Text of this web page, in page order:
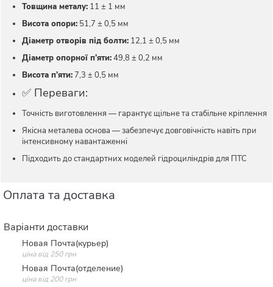
Товщина металу: 11 ± 1 мм
Висота опори: 51,7 ± 0,5 мм
Діаметр отворів під болти: 12,1 ± 0,5 мм
Діаметр опорної п’яти:49,8 ± 0,2 мм
Висота п’яти: 7,3 ± 0,5 мм
✅ Переваги:
Точність виготовлення — гарантує щільне та стабільне кріплення
Якісна металева основа — забезпечує довговічність навіть при
інтенсивному навантаженні
Підходить до стандартних моделей гідроциліндрів для ПТС
Оплата та доставка
Варіанти доставки
Новая Почта(курьер)
ціна від 250 грн
Новая Почта(отделение)
ціна від 200 грн